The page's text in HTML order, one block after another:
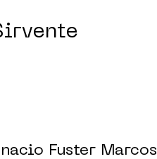
Fuster Marcos